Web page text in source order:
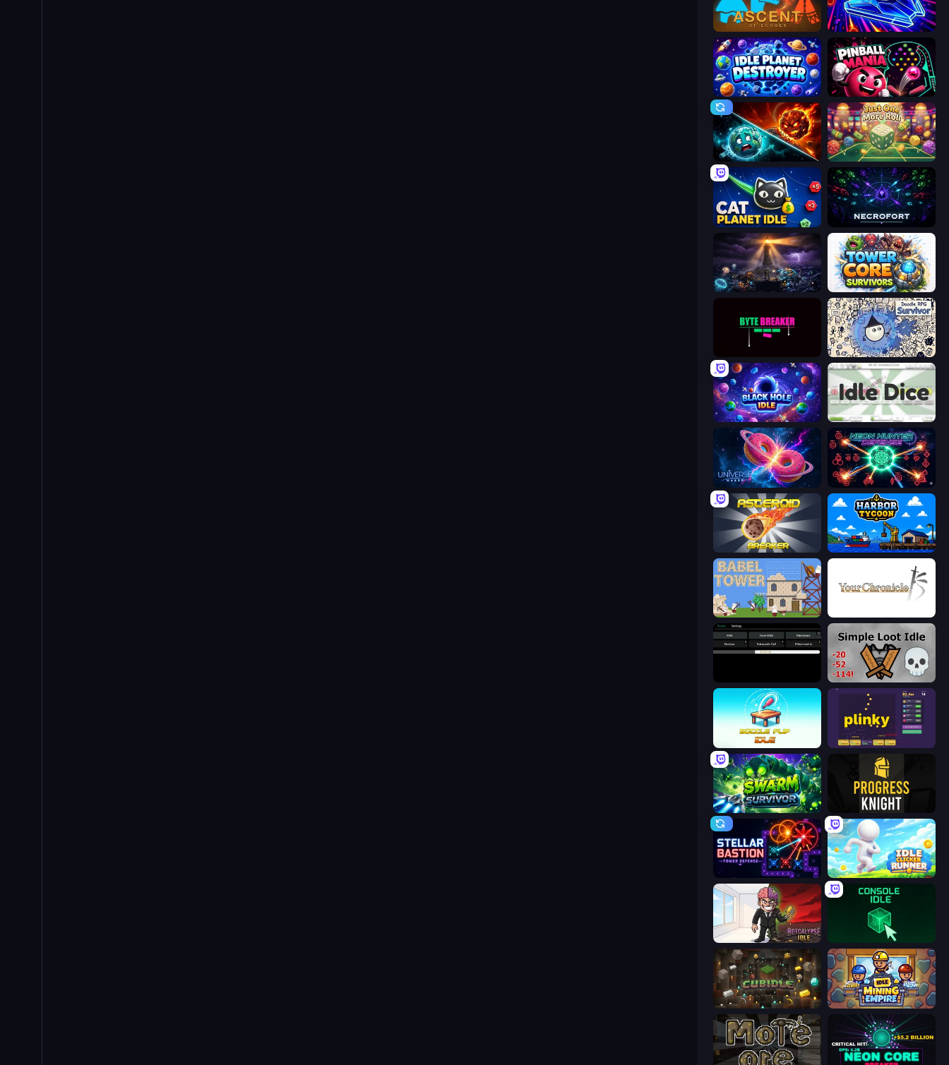
Ascent of Echoes Stellar Swarm
Idle Planet Destroyer Pinball Mania
PlanetCrush 2 Just One More Roll
Cat Planet Idle Necrofort
The Last Lighthouse Tower Core Survivors
Doodle RPG Survivor
Black Hole Idle Idle Dice
Universe Maker Neon Hunter Defense
Asteroid Breaker Harbor Tycoon
Babel Tower
Simple Loot Idle
Bottle Flip Idle Plinky
Swarm Survivor Progress Knight
Stellar Bastion Idle Clicker Runner
Rotcalypse: Idle Incremental
Cubidle Idle Mining Empire